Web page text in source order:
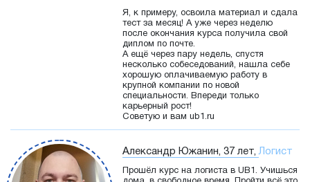
Я, к примеру, освоила материал и сдала
тест за месяц! А уже через неделю
после окончания курса получила свой
диплом по почте.
А ещё через пару недель, спустя
несколько собеседований, нашла себе
хорошую оплачиваемую работу в
крупной компании по новой
специальности. Впереди только
карьерный рост!
Советую и вам ub1.ru
Александр Южанин, 37 лет,Логист
Прошёл курс на логиста в UB1. Учишься